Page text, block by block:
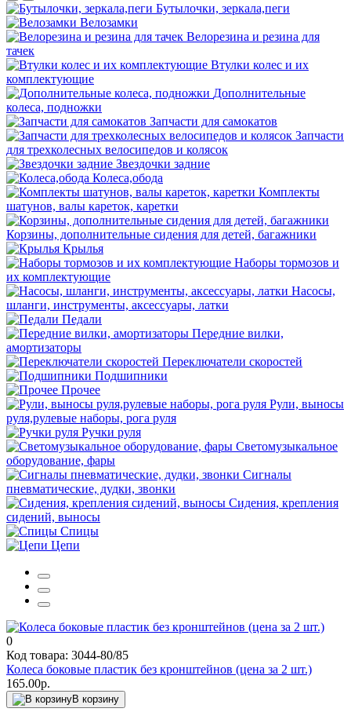
Бутылочки, зеркала,пеги
Велозамки
Велорезина и резина для
тачек
Втулки колес и их
комплектующие
Дополнительные
колеса, подножки
Запчасти для самокатов
Запчасти
для трехколесных велосипедов и колясок
Звездочки задние
Колеса,обода
Комплекты
шатунов, валы кареток, каретки
Корзины, дополнительные сидения для детей, багажники
Крылья
Наборы тормозов и
их комплектующие
Насосы,
шланги, инструменты, аксессуары, латки
Педали
Передние вилки,
амортизаторы
Переключатели скоростей
Подшипники
Прочее
Рули, выносы
руля,рулевые наборы, рога руля
Ручки руля
Светомузыкальное
оборудование, фары
Сигналы
пневматические, дудки, звонки
Сидения, крепления
сидений, выносы
Спицы
Цепи
0
Код товара: 3044-80/85
Колеса боковые пластик без кронштейнов (цена за 2 шт.)
165.00р.
В корзину